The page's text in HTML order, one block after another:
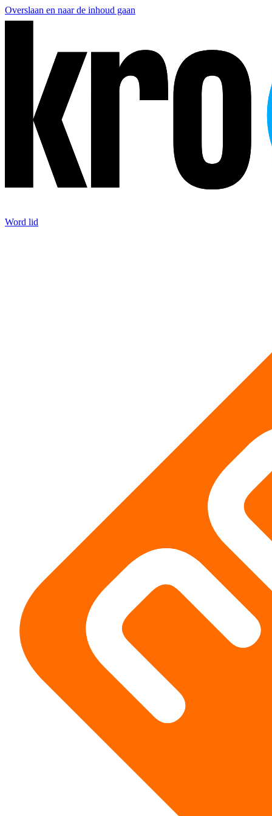
Overslaan en naar de inhoud gaan
Word lid